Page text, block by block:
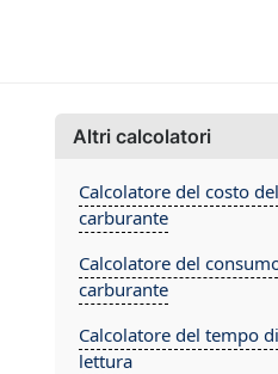
Altri calcolatori
Calcolatore del costo del
carburante
Calcolatore del
carburante
Calcolatore del tempo di
lettura